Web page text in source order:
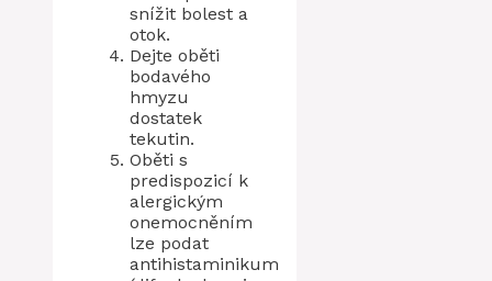
snížit bolest a
otok.
Dejte oběti
bodavého
hmyzu
dostatek
tekutin.
Oběti s
predispozicí k
alergickým
onemocněním
lze podat
antihistaminikum